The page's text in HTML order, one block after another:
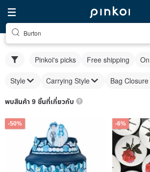
Burton
Pinkoi's picks Free shipping
Style Carrying Style Bag Closure
พบสินค้า 9 ชิ้นที่เกี่ยวกับ
-50% -6%